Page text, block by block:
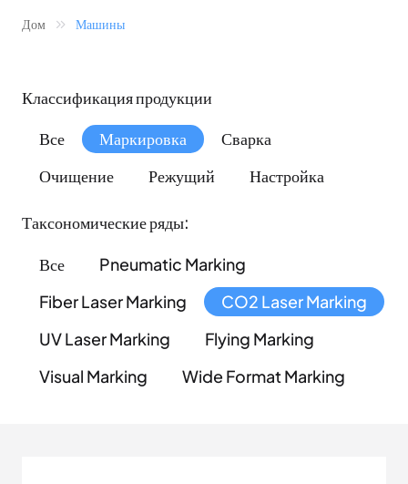
Дом Машины
Классификация продукции
Все
Маркировка
Сварка
Очищение
Режущий Настройка
Таксономические ряды:
Все
Pneumatic Marking
Fiber Laser Marking
CO2 Laser Marking
UV Laser Marking
Flying Marking
Visual Marking
Wide Format Marking